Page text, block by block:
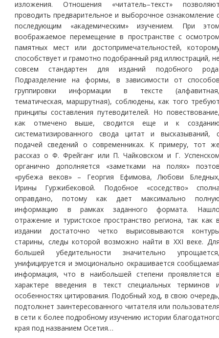
изложения. Отношения «читатель–текст»
проводить предварительное и выборочное ознакомление
последующим «академическим» изучением. При
воображаемое перемещение в пространстве с
памятных мест или достопримечательностей,
способствует и грамотно подобранный ряд иллюстраций,
совсем стандартен для изданий подобного
Подразделение на формы, в зависимости от
группировки информации в тексте
тематическая, маршрутная), соблюдены, как того
принципы составления путеводителей. Но
как отмечено выше, сводится еще и к
систематизированного свода цитат и высказываний,
подачей сведений о современниках. К примеру, тот
рассказ о Ф. Фрейганг или П. Чайковском и Г.
органично дополняется «заметками на полях»
«рубежа веков» – Георгия Ефимова, Любови
Ирины Гуржибековой. Подобное «соседство»
оправдано, потому как дает максимально
информацию в рамках заданного формата.
отражение и туристское пространство региона, так как
издании достаточно четко вырисовываются
старины, следы которой возможно найти в ХХI веке.
большей убедительности значительно
унифицируется и эмоционально окрашивается
информация, что в наибольшей степени проявляется
характере введения в текст специальных терминов
особенностях цитирования. Подобный ход, в свою
подтолкнет заинтересованного читателя или
в сети к более подробному изучению истории
края под названием Осетия…